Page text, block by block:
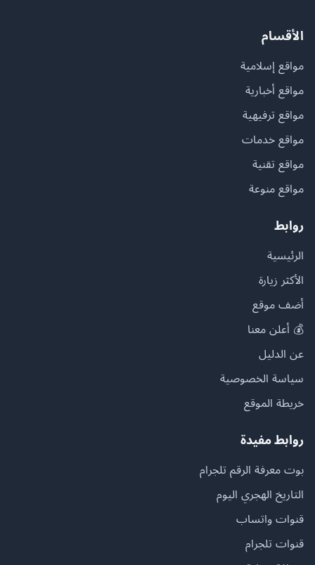
الأقسام
مواقع إسلامية
مواقع أخبارية
مواقع ترفيهية
مواقع خدمات
مواقع تقنية
مواقع منوعة
روابط
الرئيسية
الأكثر زيارة
أضف موقع
💰 أعلن معنا
عن الدليل
سياسة الخصوصية
خريطة الموقع
روابط مفيدة
بوت معرفة الرقم تلجرام
التاريخ الهجري اليوم
قنوات واتساب
قنوات تلجرام